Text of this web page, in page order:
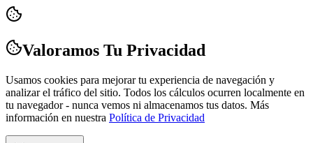
Valoramos Tu Privacidad
Usamos cookies para mejorar tu experiencia de navegación y
analizar el tráfico del sitio. Todos los cálculos ocurren localmente en
tu navegador - nunca vemos ni almacenamos tus datos. Más
información en nuestra Política de Privacidad